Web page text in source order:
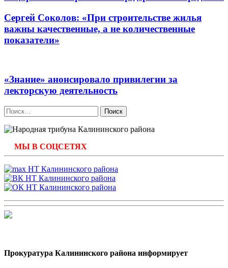
Сергей Соколов: «При строительстве жилья
важны качественные, а не количественные
показатели»
«Знание» анонсировало привилегии за
лекторскую деятельность
Найти:
МЫ В СОЦСЕТЯХ
Прокуратура Калининского района информирует